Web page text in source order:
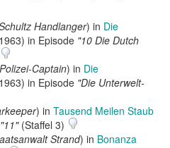
Handlanger) in Die
in Episode "10 Die Dutch
Polizei-Captain) in Die
in Episode "Die Unterwelt-
) in Tausend Meilen Staub
"11"(Staffel 3)
Strand) in Bonanza